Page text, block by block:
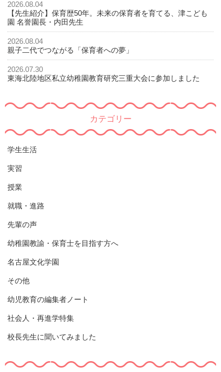
2026.08.04
【先生紹介】保育歴50年。未来の保育者を育てる、津こども
園 名誉園長・内田先生
2026.08.04
親子二代でつながる「保育者への夢」
2026.07.30
東海北陸地区私立幼稚園教育研究三重大会に参加しました
カテゴリー
学生生活
実習
授業
就職・進路
先輩の声
幼稚園教諭・保育士を目指す方へ
名古屋文化学園
その他
幼児教育の編集者ノート
社会人・再進学特集
校長先生に聞いてみました